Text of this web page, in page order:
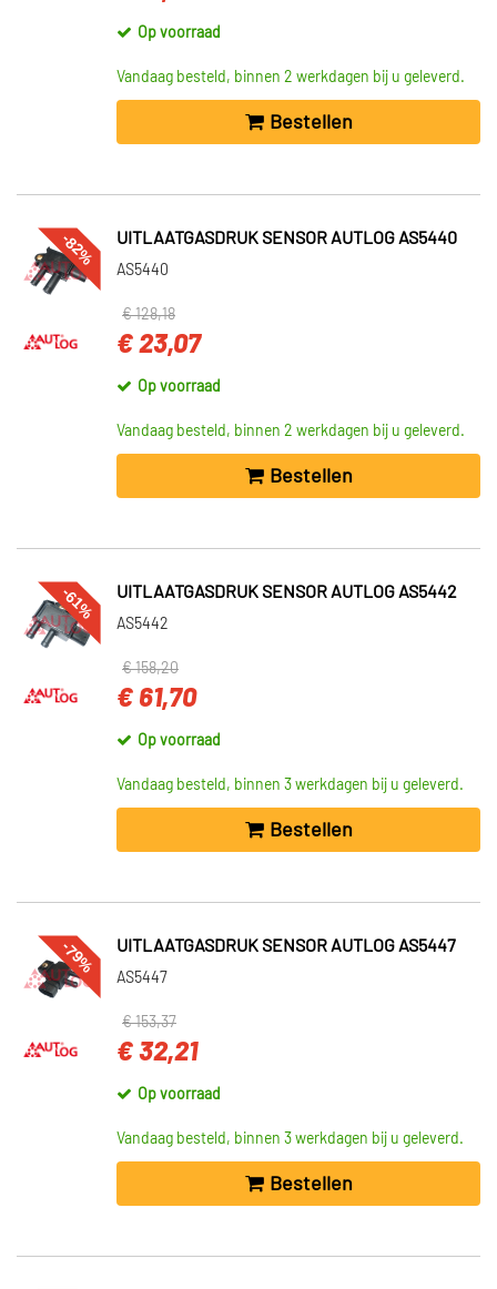
Op voorraad
Vandaag besteld, binnen 2 werkdagen bij u geleverd.
Bestellen
-82% UITLAATGASDRUK SENSOR AUTLOG AS5440
AS5440
€ 128,18
€ 23,07
Op voorraad
Vandaag besteld, binnen 2 werkdagen bij u geleverd.
Bestellen
-61% UITLAATGASDRUK SENSOR AUTLOG AS5442
AS5442
€ 158,20
€ 61,70
Op voorraad
Vandaag besteld, binnen 3 werkdagen bij u geleverd.
Bestellen
-79% UITLAATGASDRUK SENSOR AUTLOG AS5447
AS5447
€ 153,37
€ 32,21
Op voorraad
Vandaag besteld, binnen 3 werkdagen bij u geleverd.
Bestellen